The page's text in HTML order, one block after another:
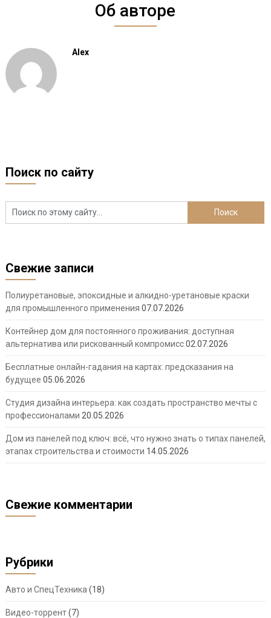
Об авторе
Alex
Поиск по сайту
Свежие записи
Полиуретановые, эпоксидные и алкидно-уретановые краски
для промышленного применения 07.07.2026
Контейнер дом для постоянного проживания: доступная
альтернатива или рискованный компромисс02.07.2026
Бесплатные онлайн-гадания на картах: предсказания на
будущее 05.06.2026
Студия дизайна интерьера: как создать пространство мечты с
профессионалами 20.05.2026
Дом из панелей под ключ: всё, что нужно знать о типах панелей,
этапах строительства и стоимости 14.05.2026
Свежие комментарии
Рубрики
Авто и СпецТехника (18)
Видео-торрент(7)